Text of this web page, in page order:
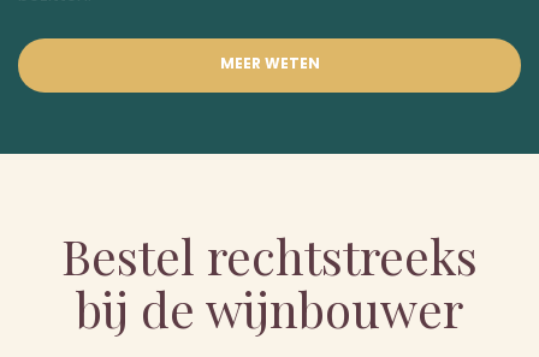
MEER WETEN
Bestel rechtstreeks
bij de wijnbouwer